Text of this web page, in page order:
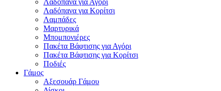
Λαδόπανα για Αγόρι
Λαδόπανα για Κορίτσι
Λαμπάδες
Μαρτυρικά
Μπομπονιέρες
Πακέτα Βάφτισης για Αγόρι
Πακέτα Βάφτισης για Κορίτσι
Ποδιές
Γάμος
Αξεσουάρ Γάμου